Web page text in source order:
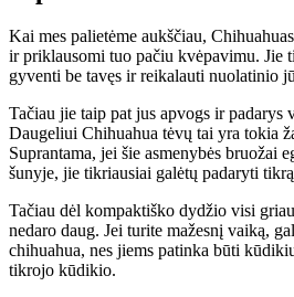
Kai mes palietėme aukščiau,
ir priklausomi tuo pačiu kvėpavimu. Jie
gyventi be tavęs ir reikalauti nuolatinio
Tačiau jie taip pat jus apvogs ir padarys
Daugeliui Chihuahua tėvų tai yra tokia
Suprantama, jei šie asmenybės bruožai
šunyje, jie tikriausiai galėtų padaryti
Tačiau dėl kompaktiško dydžio visi
nedaro daug. Jei turite mažesnį vaiką,
chihuahua, nes jiems patinka būti
tikrojo kūdikio.